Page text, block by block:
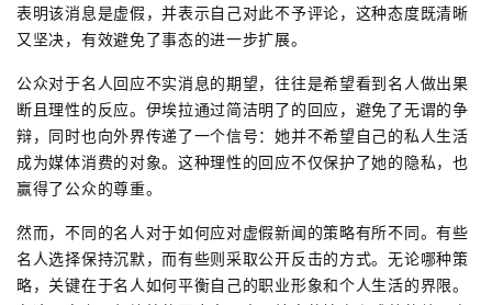
表明该消息是虚假，并表示自己对此不予评论，这种态度既清晰
又坚决，有效避免了事态的进一步扩展。
公众对于名人回应不实消息的期望，往往是希望看到名人做出果
断且理性的反应。伊埃拉通过简洁明了的回应，避免了无谓的争
辩，同时也向外界传递了一个信号：她并不希望自己的私人生活
成为媒体消费的对象。这种理性的回应不仅保护了她的隐私，也
赢得了公众的尊重。
然而，不同的名人对于如何应对虚假新闻的策略有所不同。有些
名人选择保持沉默，而有些则采取公开反击的方式。无论哪种策
略，关键在于名人如何平衡自己的职业形象和个人生活的界限。